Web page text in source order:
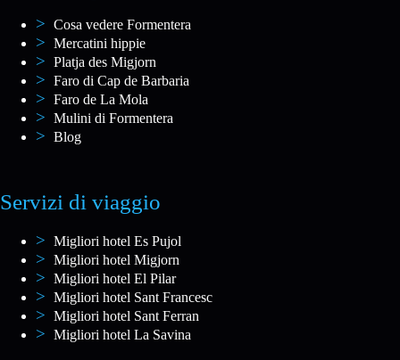
Cosa vedere Formentera
Mercatini hippie
Platja des Migjorn
Faro di Cap de Barbaria
Faro de La Mola
Mulini di Formentera
Blog
Servizi di viaggio
Migliori hotel Es Pujol
Migliori hotel Migjorn
Migliori hotel El Pilar
Migliori hotel Sant Francesc
Migliori hotel Sant Ferran
Migliori hotel La Savina